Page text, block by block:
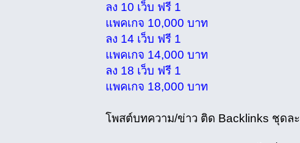
ลง 10 เว็บ ฟรี 1
แพคเกจ 10,000 บาท
ลง 14 เว็บ ฟรี 1
แพคเกจ 14,000 บาท
ลง 18 เว็บ ฟรี 1
แพคเกจ 18,000 บาท
โพสต์บทความ/ข่าว ติด Backlinks ชุดละ